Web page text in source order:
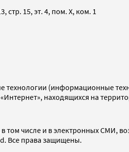
стр. 15, эт. 4, пом. X, ком. 1
(информационные
находящихся на
числе и в электронных СМИ,
Все права защищены.